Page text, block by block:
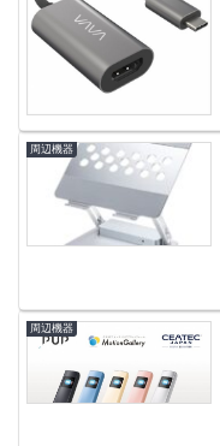
周辺機器
周辺機器